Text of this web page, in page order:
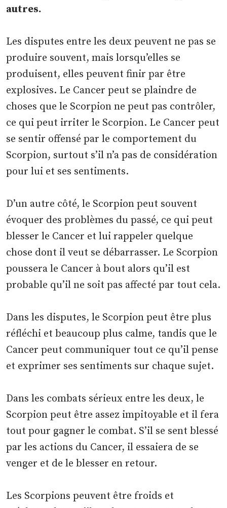
autres.
Les disputes entre les deux peuvent ne pas se
produire souvent, mais lorsqu’elles se
produisent, elles peuvent finir par être
explosives. Le Cancer peut se plaindre de
choses que le Scorpion ne peut pas contrôler,
ce qui peut irriter le Scorpion. Le Cancer peut
se sentir offensé par le comportement du
Scorpion, surtout s’il n’a pas de considération
pour lui et ses sentiments.
D’un autre côté, le Scorpion peut souvent
évoquer des problèmes du passé, ce qui peut
blesser le Cancer et lui rappeler quelque
chose dont il veut se débarrasser. Le Scorpion
poussera le Cancer à bout alors qu’il est
probable qu’il ne soit pas affecté par tout cela.
Dans les disputes, le Scorpion peut être plus
réfléchi et beaucoup plus calme, tandis que le
Cancer peut communiquer tout ce qu’il pense
et exprimer ses sentiments sur chaque sujet.
Dans les combats sérieux entre les deux, le
Scorpion peut être assez impitoyable et il fera
tout pour gagner le combat. S’il se sent blessé
par les actions du Cancer, il essaiera de se
venger et de le blesser en retour.
Les Scorpions peuvent être froids et